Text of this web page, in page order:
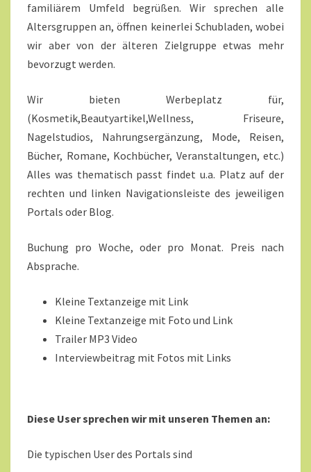
familiärem Umfeld begrüßen. Wir sprechen alle
Altersgruppen an, öffnen keinerlei Schubladen, wobei
wir aber von der älteren Zielgruppe etwas mehr
bevorzugt werden.
Wir bieten Werbeplatz für,
(Kosmetik,Beautyartikel,Wellness, Friseure,
Nagelstudios, Nahrungsergänzung, Mode, Reisen,
Bücher, Romane, Kochbücher, Veranstaltungen, etc.)
Alles was thematisch passt findet u.a. Platz auf der
rechten und linken Navigationsleiste des jeweiligen
Portals oder Blog.
Buchung pro Woche, oder pro Monat. Preis nach
Absprache.
Kleine Textanzeige mit Link
Kleine Textanzeige mit Foto und Link
Trailer MP3 Video
Interviewbeitrag mit Fotos mit Links
Diese User sprechen wir mit unseren Themen an:
Die typischen User des Portals sind